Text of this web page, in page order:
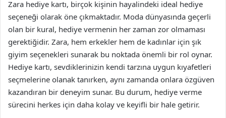
Zara hediye kartı, birçok kişinin hayalindeki ideal hediye
seçeneği olarak öne çıkmaktadır. Moda dünyasında geçerli
olan bir kural, hediye vermenin her zaman zor olmaması
gerektiğidir. Zara, hem erkekler hem de kadınlar için şık
giyim seçenekleri sunarak bu noktada önemli bir rol oynar.
Hediye kartı, sevdiklerinizin kendi tarzına uygun kıyafetleri
seçmelerine olanak tanırken, aynı zamanda onlara özgüven
kazandıran bir deneyim sunar. Bu durum, hediye verme
sürecini herkes için daha kolay ve keyifli bir hale getirir.